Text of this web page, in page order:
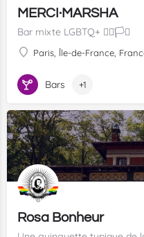
MERCI·MARSHA
Bar mixte LGBTQ+ 🏳️‍🌈🏳️‍⚧️
Paris, Île-de-France,
Bars +1
Rosa Bonheur